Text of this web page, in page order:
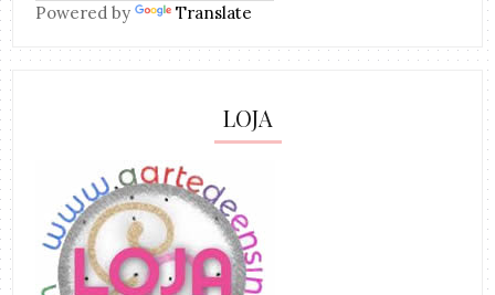
Powered by Translate
LOJA